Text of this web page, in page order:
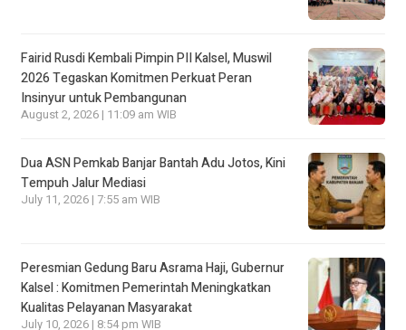
Fairid Rusdi Kembali Pimpin PII Kalsel, Muswil
2026 Tegaskan Komitmen Perkuat Peran
Insinyur untuk Pembangunan
August 2, 2026 | 11:09 am WIB
Dua ASN Pemkab Banjar Bantah Adu Jotos, Kini
Tempuh Jalur Mediasi
July 11, 2026 | 7:55 am WIB
Peresmian Gedung Baru Asrama Haji, Gubernur
Kalsel : Komitmen Pemerintah Meningkatkan
Kualitas Pelayanan Masyarakat
July 10, 2026 | 8:54 pm WIB